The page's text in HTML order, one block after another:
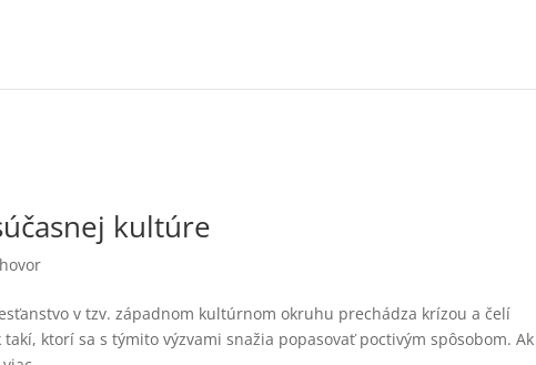
kultúre
v tzv. západnom kultúrnom okruhu prechádza krízou a čelí
ktorí sa s týmito výzvami snažia popasovať poctivým spôsobom. Ak